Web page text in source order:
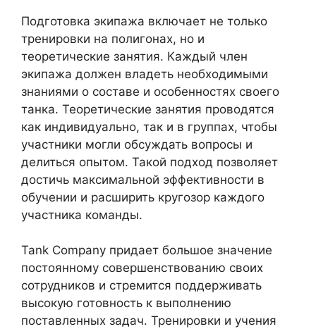
Подготовка экипажа включает не только
тренировки на полигонах, но и
теоретические занятия. Каждый член
экипажа должен владеть необходимыми
знаниями о составе и особенностях своего
танка. Теоретические занятия проводятся
как индивидуально, так и в группах, чтобы
участники могли обсуждать вопросы и
делиться опытом. Такой подход позволяет
достичь максимальной эффективности в
обучении и расширить кругозор каждого
участника команды.
Tank Company придает большое значение
постоянному совершенствованию своих
сотрудников и стремится поддерживать
высокую готовность к выполнению
поставленных задач. Тренировки и учения